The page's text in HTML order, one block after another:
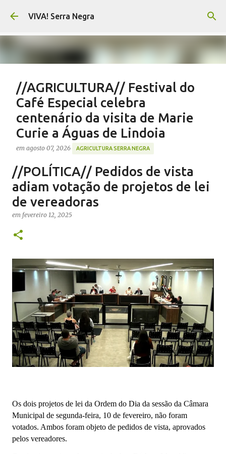
Pular para o conteúdo principal
VIVA! Serra Negra
//AGRICULTURA// Festival do
Café Especial celebra
centenário da visita de Marie
Curie a Águas de Lindoia
em agosto 07, 2026 AGRICULTURA SERRA NEGRA
CAFÉ SERRA NEGRA
FESTIVAL CAFÉ ÁGUAS DE LINDOIA NOTÍCIAS SERRA NEGRA
VIVA! SERRA NEGRA
0
//POLÍTICA// Pedidos de vista
adiam votação de projetos de lei
de vereadoras
em fevereiro 12, 2025
Os dois projetos de lei da Ordem do Dia da sessão da Câmara
Municipal de segunda-feira, 10 de fevereiro, não foram
votados. Ambos foram objeto de pedidos de vista, aprovados
pelos vereadores.